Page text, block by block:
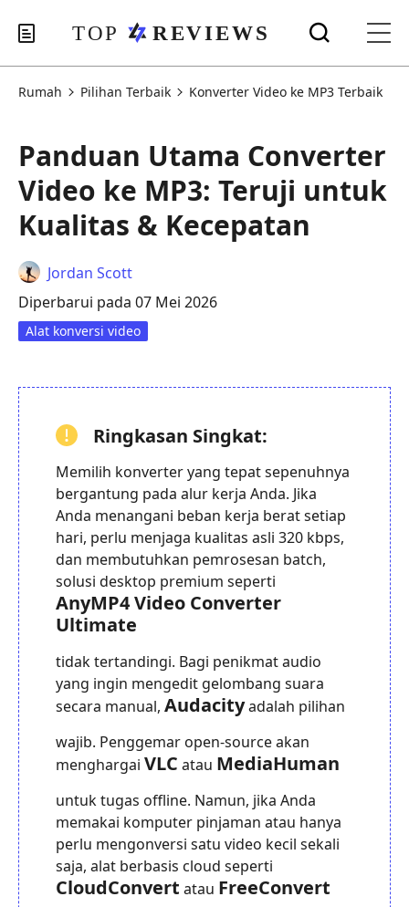
Rumah Pilihan Terbaik Konverter Video ke MP3 Terbaik
Panduan Utama Converter
Video ke MP3: Teruji untuk
Kualitas & Kecepatan
Jordan Scott
Diperbarui pada 07 Mei 2026
Alat konversi video
Ringkasan Singkat:
Memilih konverter yang tepat sepenuhnya
bergantung pada alur kerja Anda. Jika
Anda menangani beban kerja berat setiap
hari, perlu menjaga kualitas asli 320 kbps,
dan membutuhkan pemrosesan batch,
solusi desktop premium seperti
AnyMP4 Video Converter
Ultimate
tidak tertandingi. Bagi penikmat audio
yang ingin mengedit gelombang suara
secara manual, Audacityadalah pilihan
wajib. Penggemar open-source akan
menghargai VLC atau MediaHuman
untuk tugas offline. Namun, jika Anda
memakai komputer pinjaman atau hanya
perlu mengonversi satu video kecil sekali
saja, alat berbasis cloud seperti
CloudConvert atau FreeConvert